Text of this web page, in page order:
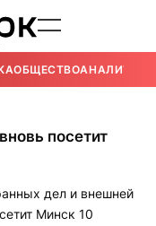
ОБЩЕСТВОАНАЛИТИКА
посетит
дел и внешней
Минск 10